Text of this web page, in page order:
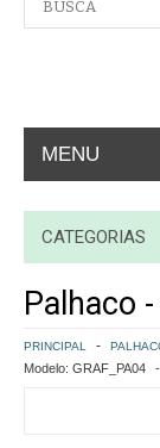
MENU
A EMPRESA
CONTATO
COMO
POLÍTICA DE
CATEGORIAS
Palhaco
PRINCIPAL
Modelo: GRAF_PA04